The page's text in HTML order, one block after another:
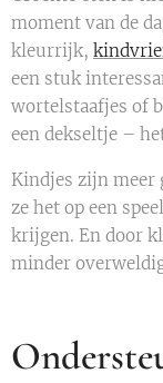
moment van de
kleurrijk,
een stuk
wortelstaafjes of
een dekseltje –
Kindjes zijn meer
ze het op een
krijgen. En door
minder